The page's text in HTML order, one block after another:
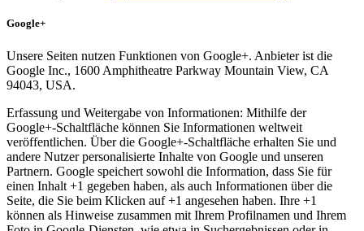
Google+
Unsere Seiten nutzen Funktionen von Google+. Anbieter ist die
Google Inc., 1600 Amphitheatre Parkway Mountain View, CA
94043, USA.
Erfassung und Weitergabe von Informationen: Mithilfe der
Google+-Schaltfläche können Sie Informationen weltweit
veröffentlichen. Über die Google+-Schaltfläche erhalten Sie und
andere Nutzer personalisierte Inhalte von Google und unseren
Partnern. Google speichert sowohl die Information, dass Sie für
einen Inhalt +1 gegeben haben, als auch Informationen über die
Seite, die Sie beim Klicken auf +1 angesehen haben. Ihre +1
können als Hinweise zusammen mit Ihrem Profilnamen und Ihrem